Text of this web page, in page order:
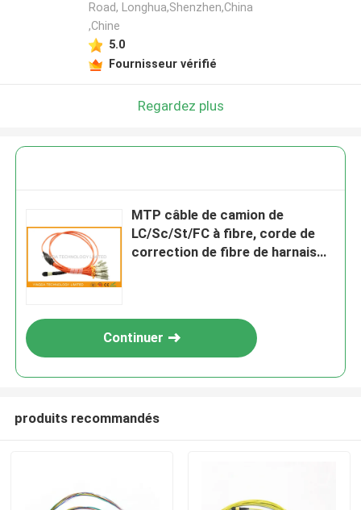
Road, Longhua,Shenzhen,China
,Chine
5.0
Fournisseur vérifié
Regardez plus
MTP câble de camion de
LC/Sc/St/FC à fibre, corde de
correction de fibre de harnais
Continuer
produits recommandés